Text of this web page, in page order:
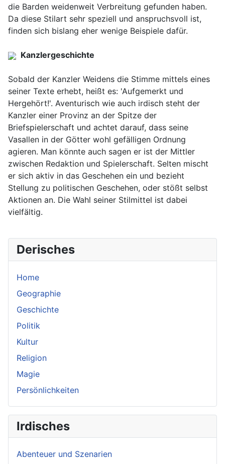
Derisches
Home
Geographie
Geschichte
Politik
Kultur
Religion
Magie
Persönlichkeiten
Irdisches
Abenteuer und Szenarien
die Barden weidenweit Verbreitung gefunden haben.
Da diese Stilart sehr speziell und anspruchsvoll ist,
finden sich bislang eher wenige Beispiele dafür.
Kanzlergeschichte
Sobald der Kanzler Weidens die Stimme mittels eines
seiner Texte erhebt, heißt es: 'Aufgemerkt und
Hergehört!'. Aventurisch wie auch irdisch steht der
Kanzler einer Provinz an der Spitze der
Briefspielerschaft und achtet darauf, dass seine
Vasallen in der Götter wohl gefälligen Ordnung
agieren. Man könnte auch sagen er ist der Mittler
zwischen Redaktion und Spielerschaft. Selten mischt
er sich aktiv in das Geschehen ein und bezieht
Stellung zu politischen Geschehen, oder stößt selbst
Aktionen an. Die Wahl seiner Stilmittel ist dabei
vielfältig.